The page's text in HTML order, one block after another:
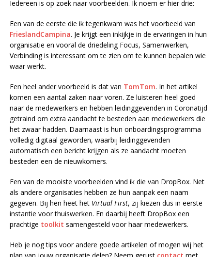
Iedereen is op zoek naar voorbeelden. Ik noem er hier drie:
Een van de eerste die ik tegenkwam was het voorbeeld van
FrieslandCampina. Je krijgt een inkijkje in de ervaringen in hun
organisatie en vooral de driedeling Focus, Samenwerken,
Verbinding is interessant om te zien om te kunnen bepalen wie
waar werkt.
Een heel ander voorbeeld is dat van TomTom. In het artikel
komen een aantal zaken naar voren. Ze luisteren heel goed
naar de medewerkers en hebben leidinggevenden in Coronatijd
getraind om extra aandacht te besteden aan medewerkers die
het zwaar hadden. Daarnaast is hun onboardingsprogramma
volledig digitaal geworden, waarbij leidinggevenden
automatisch een bericht krijgen als ze aandacht moeten
besteden een de nieuwkomers.
Een van de mooiste voorbeelden vind ik die van DropBox. Net
als andere organisaties hebben ze hun aanpak een naam
gegeven. Bij hen heet het Virtual First, zij kiezen dus in eerste
instantie voor thuiswerken. En daarbij heeft DropBox een
prachtige toolkit samengesteld voor haar medewerkers.
Heb je nog tips voor andere goede artikelen of mogen wij het